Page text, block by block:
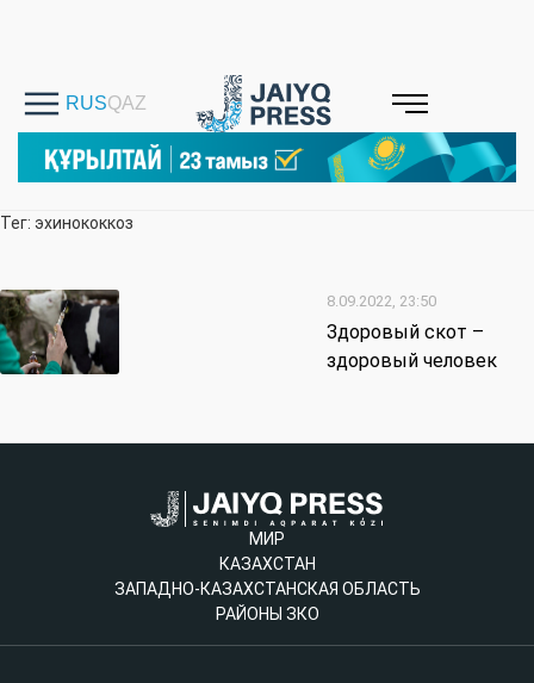
Тег: эхинококкоз
8.09.2022, 23:50
Здоровый скот –
здоровый человек
МИР
КАЗАХСТАН
ЗАПАДНО-КАЗАХСТАНСКАЯ ОБЛАСТЬ
РАЙОНЫ ЗКО